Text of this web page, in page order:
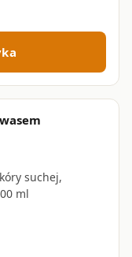
suchej,
ml